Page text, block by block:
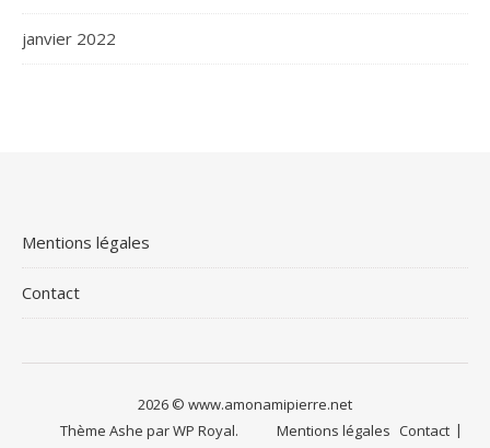
janvier 2022
Mentions légales
Contact
2026 © www.amonamipierre.net
Mentions légales Contact
Thème Ashe parWP Royal.